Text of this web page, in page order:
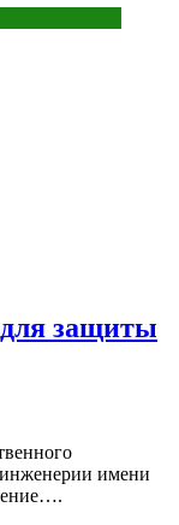
защиты
инженерии имени